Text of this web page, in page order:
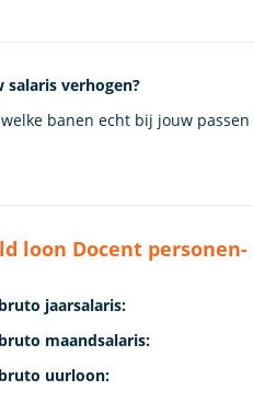
salaris verhogen?
banen echt bij jouw
loon Docent
jaarsalaris:
maandsalaris:
uurloon: